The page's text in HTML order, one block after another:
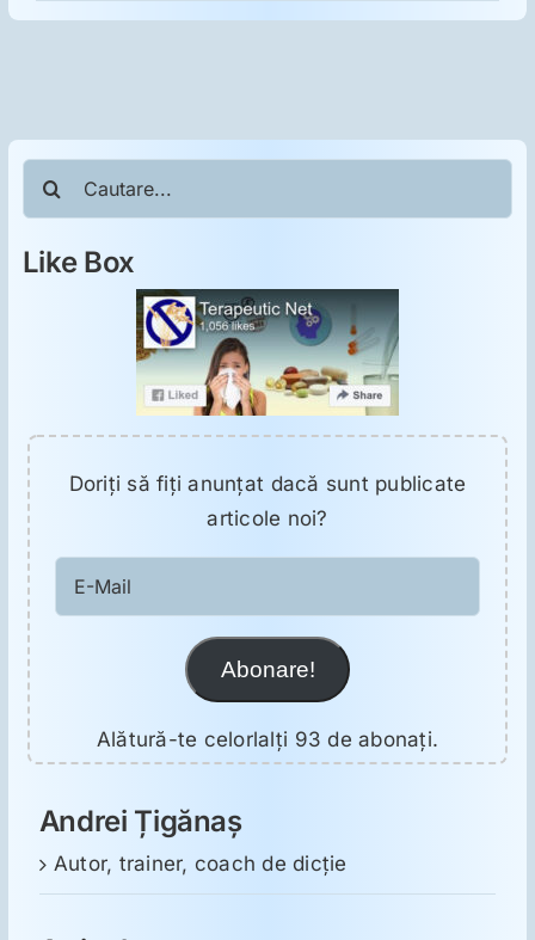
Psihoterapie
Antropologie
Like Box
Doriţi să fiţi anunţat dacă sunt publicate
articole noi?
Mail
Abonare!
Alătură-te celorlalți 93 de abonați.
Andrei Țigănaș
Autor, trainer, coach de dicție